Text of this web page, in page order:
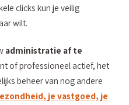
clicks kun je veilig
wilt.
administratie af te
of professioneel actief, het
beheer van nog andere
je vastgoed, je